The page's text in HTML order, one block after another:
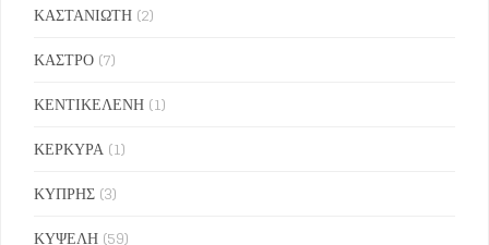
ΚΑΣΤΑΝΙΩΤΗ (2)
ΚΑΣΤΡΟ (7)
ΚΕΝΤΙΚΕΛΕΝΗ (1)
ΚΕΡΚΥΡΑ (1)
ΚΥΠΡΗΣ (3)
ΚΥΨΕΛΗ (59)